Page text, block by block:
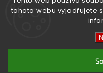
tohoto webu vyjadřujete